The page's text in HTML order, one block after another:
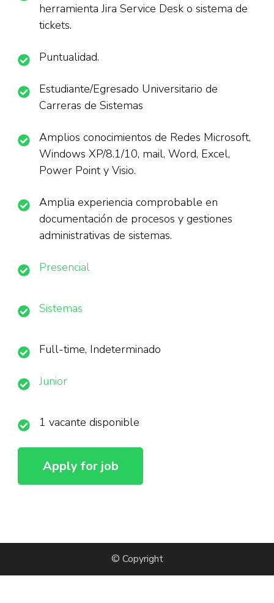
herramienta Jira Service Desk o sistema de
tickets.
Puntualidad.
Estudiante/Egresado Universitario de
Carreras de Sistemas
Amplios conocimientos de Redes Microsoft,
Windows XP/8.1/10, mail, Word, Excel,
Power Point y Visio.
Amplia experiencia comprobable en
documentación de procesos y gestiones
administrativas de sistemas.
Presencial
Sistemas
Full-time, Indeterminado
Junior
1 vacante disponible
© Copyright